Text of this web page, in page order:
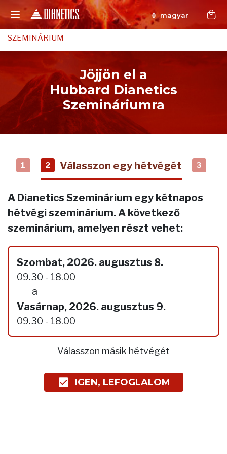
magyar
SZEMINÁRIUM
Jöjjön el a
Hubbard Dianetics
Szemináriumra
1 2 Válasszon egy hétvégét 3
A Dianetics Szeminárium egy kétnapos
hétvégi szeminárium. A következő
szeminárium, amelyen részt vehet:
Szombat, 2026. augusztus 8.
09.30 - 18.00
a
Vasárnap, 2026. augusztus 9.
09.30 - 18.00
Válasszon másik hétvégét
IGEN, LEFOGLALOM